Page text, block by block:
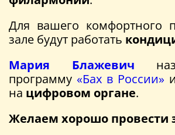
Для вашего комфортного
зале будут работать
Мария Блажевич
программу «Бах в России»
на цифровом органе.
Желаем хорошо провести